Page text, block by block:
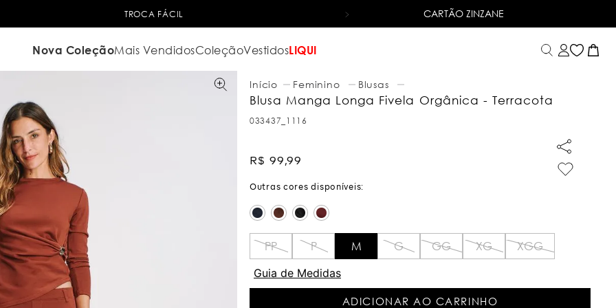
TROCA FÁCIL 6X SEM JUROSNO CARTÃO DE CRÉDITO
CARTÃO ZINZANE
Nova ColeçãoMais VendidosColeçãoVestidosLIQUI
Feminino Blusas
Blusa Manga Longa Fivela Orgânica - Terracota
033437_1116
R$ 99,99
PP P M G GG XG
XGG
Guia de Medidas
ADICIONAR AO CARRINHO